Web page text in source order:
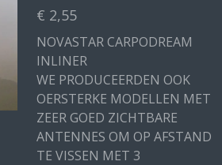
€ 2,55
NOVASTAR CARPODREAM
INLINER
WE PRODUCEERDEN OOK
OERSTERKE MODELLEN MET
ZEER GOED ZICHTBARE
ANTENNES OM OP AFSTAND
TE VISSEN MET 3